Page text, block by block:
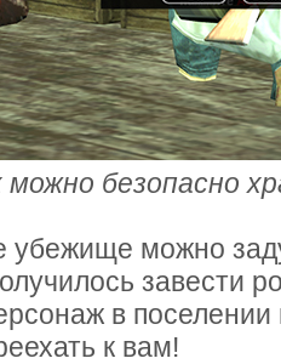
можно безопасно
убежище можно
завести
в
к вам!